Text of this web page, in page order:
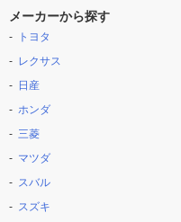
メーカーから探す
トヨタ
レクサス
日産
ホンダ
三菱
マツダ
スバル
スズキ